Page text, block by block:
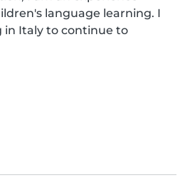
language learning. I
in Italy to continue to